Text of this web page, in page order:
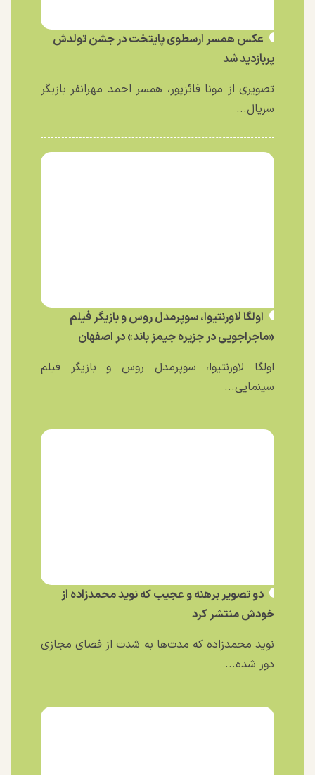
عکس همسر ارسطوی پایتخت در جشن تولدش
پربازدید شد
تصویری از مونا فائزپور، همسر احمد مهرانفر بازیگر
سریال...
اولگا لاورنتیوا، سوپرمدل روس و بازیگر فیلم
«ماجراجویی در جزیره جیمز باند» در اصفهان
اولگا لاورنتیوا، سوپرمدل روس و بازیگر فیلم
سینمایی...
دو تصویر برهنه و عجیب که نوید محمدزاده از
خودش منتشر کرد
نوید محمدزاده که مدت‌ها به شدت از فضای مجازی
دور شده...